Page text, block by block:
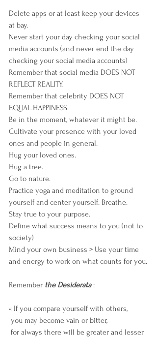
Delete apps or at least keep your devices
at bay.
Never start your day checking your social
media accounts (and never end the day
checking your social media accounts)
Remember that social media DOES NOT
REFLECT REALITY.
Remember that celebrity DOES NOT
EQUAL HAPPINESS.
Be in the moment, whatever it might be.
Cultivate your presence with your loved
ones and people in general.
Hug your loved ones.
Hug a tree.
Go to nature.
Practice yoga and meditation to ground
yourself and center yourself. Breathe.
Stay true to your purpose.
Define what success means to you (not to
society)
Mind your own business > Use your time
and energy to work on what counts for you.
Remember the Desiderata :
« If you compare yourself with others,
you may become vain or bitter,